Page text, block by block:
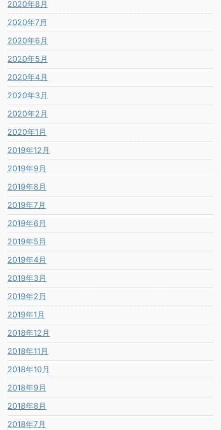
2020年8月
2020年7月
2020年6月
2020年5月
2020年4月
2020年3月
2020年2月
2020年1月
2019年12月
2019年9月
2019年8月
2019年7月
2019年6月
2019年5月
2019年4月
2019年3月
2019年2月
2019年1月
2018年12月
2018年11月
2018年10月
2018年9月
2018年8月
2018年7月